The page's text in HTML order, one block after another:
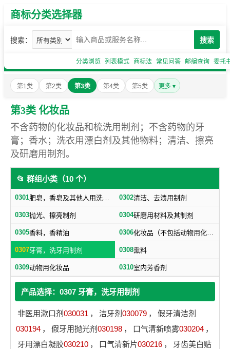
商标分类选择器
搜索： 搜索
分类浏览 列表模式 商标法 常见问答 邮编查询 委托
第1类 第2类 第3类 第4类 第5类 更多 ▾
第3类 化妆品
不含药物的化妆品和梳洗用制剂；不含药物的牙
膏；香水；洗衣用漂白剂及其他物料；清洁、擦亮
及研磨用制剂。
📂 群组小类（10 个）
0301 肥皂，香皂及其他人用洗洁物品，洗衣用漂白剂及其他物料 0302清洁、去渍用制剂
0303抛光、擦亮制剂 0304研磨用材料及其制剂
0305香料，香精油 0306 化妆品（不包括动物用化妆品）
0307牙膏，洗牙用制剂 0308熏料
0309动物用化妆品 0310室内芳香剂
产品选择：0307 牙膏，洗牙用制剂
非医用漱口剂 030031 ， 洁牙剂 030079 ，
假牙清洁剂
030194 ， 假牙用抛光剂 030198 ， 口气清新喷雾030204 ，
牙用漂白凝胶030210 ， 口气清新片030216 ，
牙齿美白贴